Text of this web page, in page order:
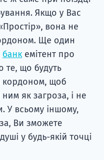
Якщо у Вас
вона не
Ще один
банк емітент про
те, що будуть
кордоном, щоб
як загроза, і не
У всьому іншому,
Ви зможете
у будь-якій точці